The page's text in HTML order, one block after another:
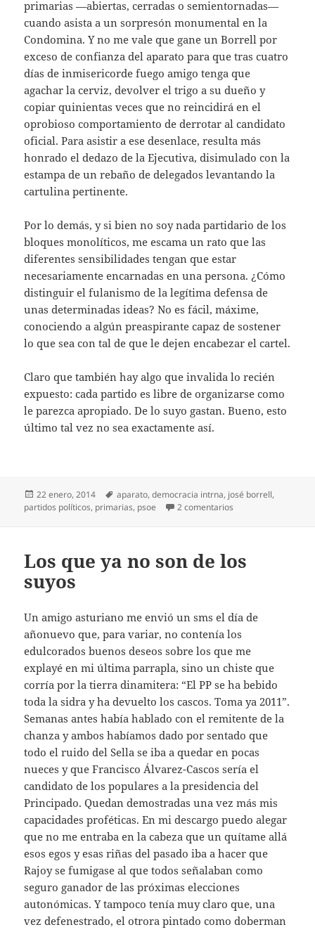
primarias —abiertas, cerradas o semientornadas—
cuando asista a un sorpresón monumental en la
Condomina. Y no me vale que gane un Borrell por
exceso de confianza del aparato para que tras cuatro
días de inmisericorde fuego amigo tenga que
agachar la cerviz, devolver el trigo a su dueño y
copiar quinientas veces que no reincidirá en el
oprobioso comportamiento de derrotar al candidato
oficial. Para asistir a ese desenlace, resulta más
honrado el dedazo de la Ejecutiva, disimulado con la
estampa de un rebaño de delegados levantando la
cartulina pertinente.
Por lo demás, y si bien no soy nada partidario de los
bloques monolíticos, me escama un rato que las
diferentes sensibilidades tengan que estar
necesariamente encarnadas en una persona. ¿Cómo
distinguir el fulanismo de la legítima defensa de
unas determinadas ideas? No es fácil, máxime,
conociendo a algún preaspirante capaz de sostener
lo que sea con tal de que le dejen encabezar el cartel.
Claro que también hay algo que invalida lo recién
expuesto: cada partido es libre de organizarse como
le parezca apropiado. De lo suyo gastan. Bueno, esto
último tal vez no sea exactamente así.
Publicado
el
22 enero, 2014 Etiquetas
aparato,democracia intrna, josé borrell,
partidos políticos, primarias, psoe 2 comentarios
Los que ya no son de los
suyos
Un amigo asturiano me envió un sms el día de
añonuevo que, para variar, no contenía los
edulcorados buenos deseos sobre los que me
explayé en mi última parrapla, sino un chiste que
corría por la tierra dinamitera: “El PP se ha bebido
toda la sidra y ha devuelto los cascos. Toma ya 2011”.
Semanas antes había hablado con el remitente de la
chanza y ambos habíamos dado por sentado que
todo el ruido del Sella se iba a quedar en pocas
nueces y que Francisco Álvarez-Cascos sería el
candidato de los populares a la presidencia del
Principado. Quedan demostradas una vez más mis
capacidades proféticas. En mi descargo puedo alegar
que no me entraba en la cabeza que un quítame allá
esos egos y esas riñas del pasado iba a hacer que
Rajoy se fumigase al que todos señalaban como
seguro ganador de las próximas elecciones
autonómicas. Y tampoco tenía muy claro que, una
vez defenestrado, el otrora pintado como doberman